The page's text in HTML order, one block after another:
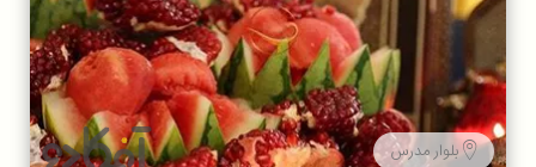
بلوار مدرس